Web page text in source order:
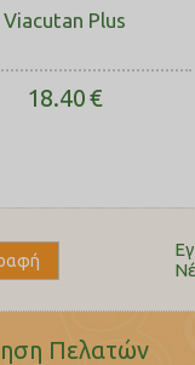
Viacutan Plus
18.40€
Πελατών